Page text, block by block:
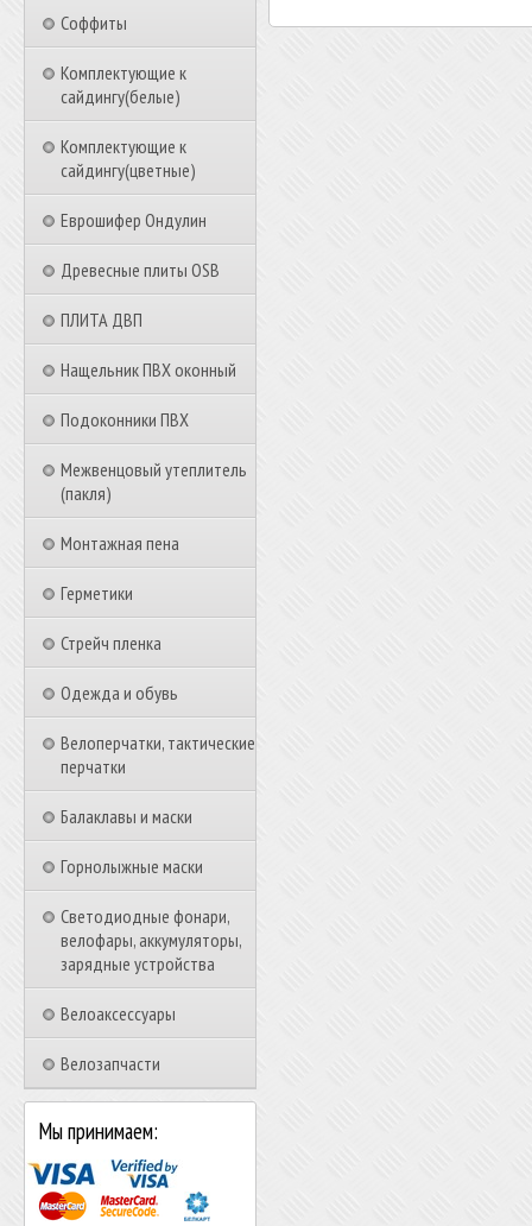
Соффиты
Комплектующие к
сайдингу(белые)
Комплектующие к
сайдингу(цветные)
Еврошифер Ондулин
Древесные плиты OSB
ПЛИТА ДВП
Нащельник ПВХ оконный
Подоконники ПВХ
Межвенцовый утеплитель
(пакля)
Монтажная пена
Герметики
Стрейч пленка
Одежда и обувь
Велоперчатки, тактические
перчатки
Балаклавы и маски
Горнолыжные маски
Светодиодные фонари,
велофары, аккумуляторы,
зарядные устройства
Велоаксессуары
Велозапчасти
Мы принимаем: